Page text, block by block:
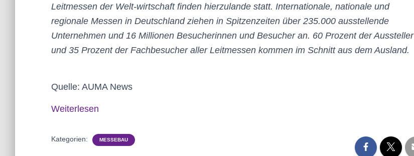
Leitmessen der Welt-wirtschaft finden hierzulande statt. Internationale, nationale und
regionale Messen in Deutschland ziehen in Spitzenzeiten über 235.000 ausstellende
Unternehmen und 16 Millionen Besucherinnen und Besucher an. 60 Prozent der Aussteller
und 35 Prozent der Fachbesucher aller Leitmessen kommen im Schnitt aus dem Ausland.
Quelle: AUMA News
Weiterlesen
Kategorien: MESSEBAU